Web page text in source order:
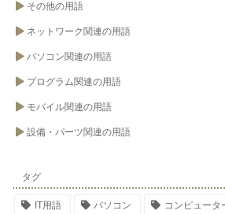
その他の用語
ネットワーク関連の用語
パソコン関連の用語
プログラム関連の用語
モバイル関連の用語
設備・パーツ関連の用語
タグ
IT用語 パソコン コンピュータ